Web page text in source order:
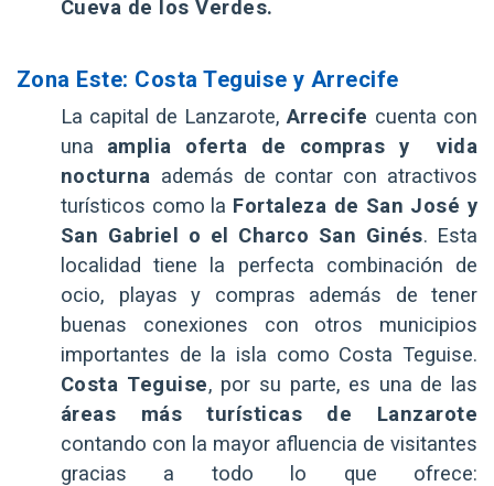
Cueva de los Verdes.
Zona Este: Costa Teguise y Arrecife
La capital de Lanzarote, Arrecife cuenta con
una amplia oferta de compras y vida
nocturna además de contar con atractivos
turísticos como la Fortaleza de San José y
San Gabriel o el Charco San Ginés. Esta
localidad tiene la perfecta combinación de
ocio, playas y compras además de tener
buenas conexiones con otros municipios
importantes de la isla como Costa Teguise.
Costa Teguise, por su parte, es una de las
áreas más turísticas de Lanzarote
contando con la mayor afluencia de visitantes
gracias a todo lo que ofrece: